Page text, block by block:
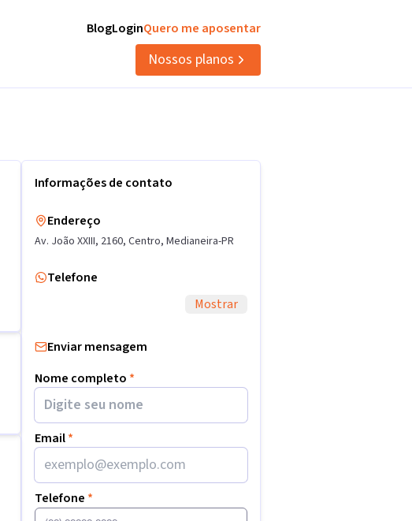
BlogLoginQuero me aposentar
Nossos planos
Informações de contato
Endereço
Av. João XXIII, 2160, Centro, Medianeira-PR
Telefone
Mostrar
Enviar mensagem
Nome completo *
Email*
Telefone *